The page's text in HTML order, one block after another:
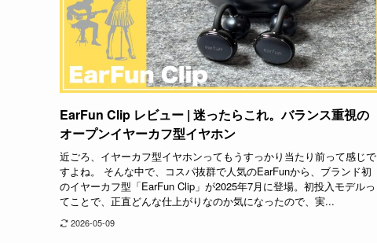
EarFun Clip レビュー | 迷ったらこれ。バランス重視の
オープンイヤーカフ型イヤホン
近ごろ、イヤーカフ型イヤホンってもうすっかり当たり前って感じで
すよね。 そんな中で、コスパ抜群で人気のEarFunから、ブランド初
のイヤーカフ型「EarFun Clip」が2025年7月に登場。初投入モデルっ
てことで、正直どんな仕上がりなのか気になったので、実...
2026-05-09